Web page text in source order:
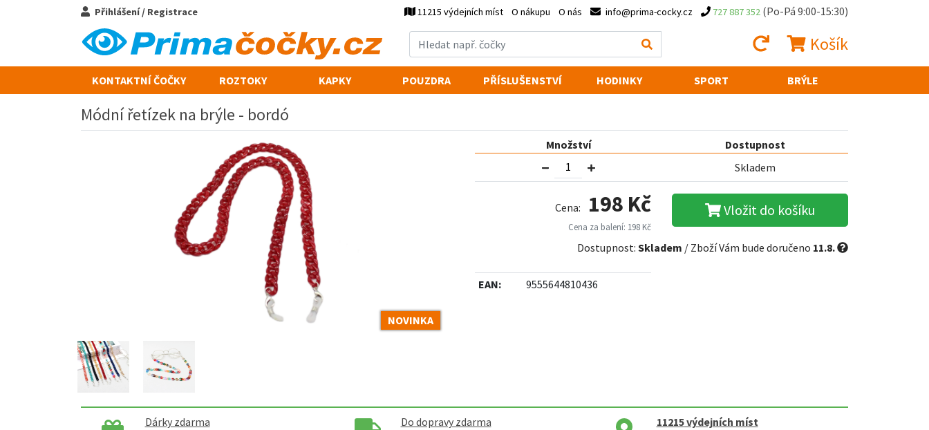
Přihlášení / Registrace 11215 výdejních míst O nákupu O nás info@prima-cocky.cz 727 887 352 (Po-Pá 9:00-15:30)
Košík
KONTAKTNÍ ČOČKY ROZTOKY KAPKY POUZDRA PŘÍSLUŠENSTVÍ HODINKY SPORT BRÝLE
Módní řetízek na brýle - bordó
NOVINKA
Množství
Dostupnost
Skladem
Cena: 198 Kč
Cena za balení: 198 Kč
Vložit do košíku
Dostupnost: Skladem / Zboží Vám bude doručeno 11.8.
EAN: 9555644810436
Dárky zdarma
Do dopravy zdarma
11215výdejních míst